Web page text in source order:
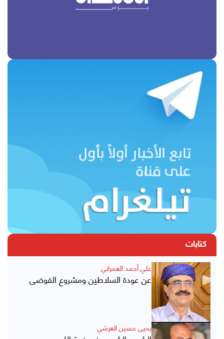
كتابات
علي أحمد العمراني
عن عودة السلاطين ومشروع الفوضى
يحيى حسين العرشي